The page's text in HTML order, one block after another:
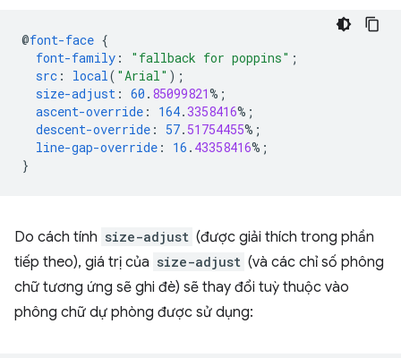
@font-face {
font-family : "fallback for poppins" ;
src : local ( "Arial" );
size-adjust : 60 . 85099821%;
ascent-override : 164. 3358416%;
descent-override : 57. 51754455%;
line-gap-override : 16 . 43358416%;
}
Do cách tính size-adjust (được giải thích trong phần
tiếp theo), giá trị của size-adjust (và các chỉ số phông
chữ tương ứng sẽ ghi đè) sẽ thay đổi tuỳ thuộc vào
phông chữ dự phòng được sử dụng: